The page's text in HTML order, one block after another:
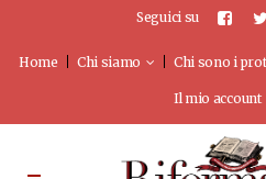
Seguici su
Home Chi siamo Chi sono i
Il mio account